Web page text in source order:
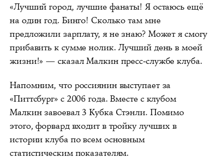
«Лучший город, лучшие фанаты! Я остаюсь ещё
на один год. Бинго! Сколько там мне
предложили зарплату, я не знаю? Может я смогу
прибавить к сумме нолик. Лучший день в моей
жизни!» — сказал Малкин пресс-службе клуба.
Напомним, что россиянин выступает за
«Питтсбург» с 2006 года. Вместе с клубом
Малкин завоевал 3 Кубка Стэнли. Помимо
этого, форвард входит в тройку лучших в
истории клуба по всем основным
статистическим показателям.